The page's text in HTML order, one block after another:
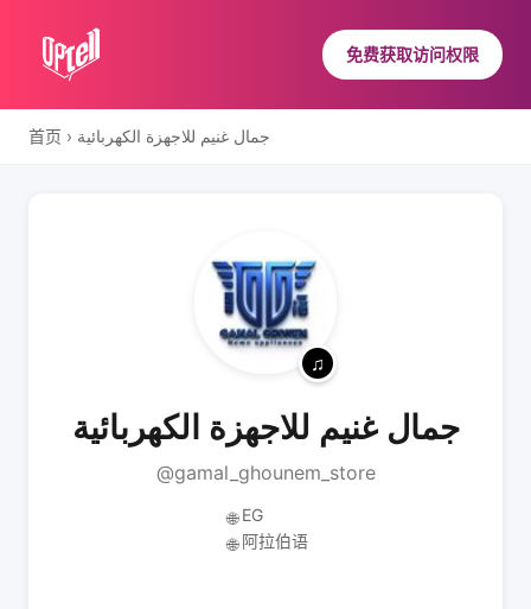
免费获取访问权限
首页 › جمال غنيم للاجهزة الكهربائية
جمال غنيم للاجهزة الكهربائية
@gamal_ghounem_store
🌐 EG
🌐 阿拉伯语